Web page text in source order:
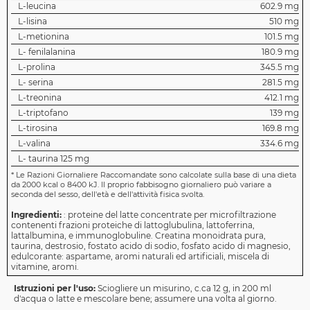
L-leucina
602.9 mg
L-lisina
510 mg
L-metionina
101.5 mg
L- fenilalanina
180.9 mg
L-prolina
345.5 mg
L- serina
281.5 mg
L-treonina
412.1 mg
L-triptofano
139 mg
L-tirosina
169.8 mg
L-valina
334.6 mg
L- taurina 125 mg
* Le Razioni Giornaliere Raccomandate sono calcolate sulla base di una dieta
da 2000 kcal o 8400 kJ. Il proprio fabbisogno giornaliero può variare a
seconda del sesso, dell'età e dell'attività fisica svolta.
Ingredienti: : proteine del latte concentrate per microfiltrazione
contenenti frazioni proteiche di lattoglubulina, lattoferrina,
lattalbumina, e immunoglobuline. Creatina monoidrata pura,
taurina, destrosio, fostato acido di sodio, fosfato acido di magnesio,
edulcorante: aspartame, aromi naturali ed artificiali, miscela di
vitamine, aromi.
Istruzioni per l'uso: Sciogliere un misurino, c.ca 12 g, in 200 ml
d'acqua o latte e mescolare bene; assumere una volta al giorno.